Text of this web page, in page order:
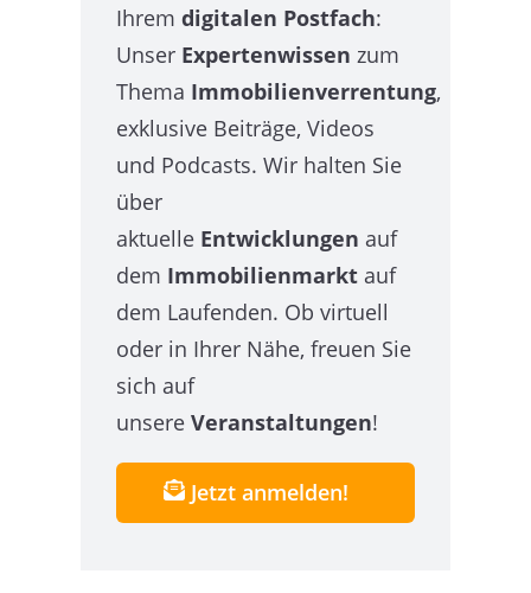
Ihrem digitalen Postfach:
Unser Expertenwissen zum
Thema Immobilienverrentung,
exklusive Beiträge, Videos
und Podcasts. Wir halten Sie
über
aktuelle Entwicklungen auf
dem Immobilienmarkt auf
dem Laufenden. Ob virtuell
oder in Ihrer Nähe, freuen Sie
sich auf
unsere Veranstaltungen!
Jetzt anmelden!